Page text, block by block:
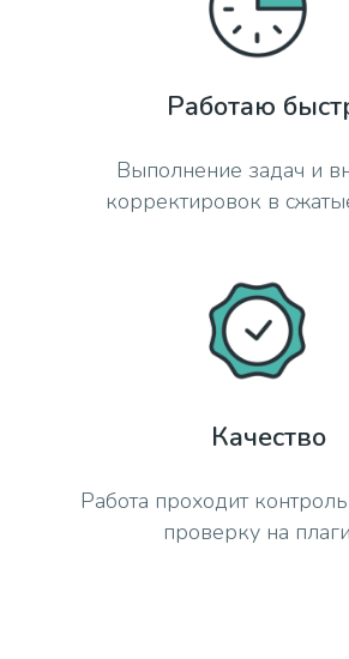
Работаю
Выполнение задач и
корректировок в
Качество
Работа проходит
проверку на